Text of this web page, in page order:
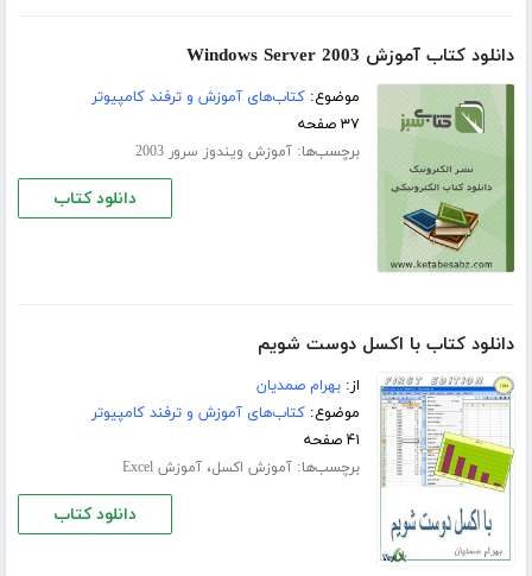
دانلود کتاب آموزش Windows Server 2003
موضوع:کتاب‌های آموزش و ترفند کامپیوتر
۳۷ صفحه
برچسب‌ها:آموزش ویندوز سرور 2003
دانلود کتاب
دانلود کتاب با اکسل دوست شویم
از:بهرام صمدیان
موضوع:کتاب‌های آموزش و ترفند کامپیوتر
۴۱ صفحه
برچسب‌ها:آموزش اکسل،آموزش Excel
دانلود کتاب